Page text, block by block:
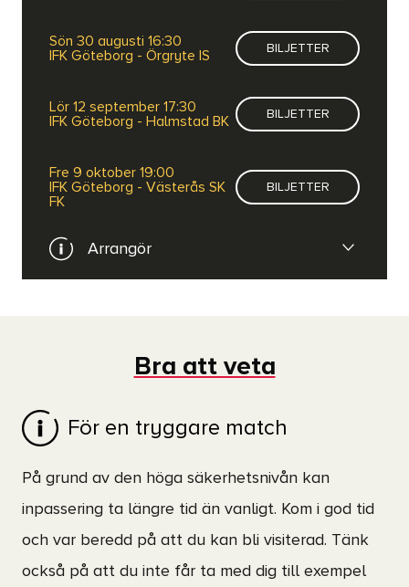
IFK Göteborg ger allt till slutsignalen. Sen
Vi ses på Gamla Ullevi!
sön 30 augusti 16:30
IFK Göteborg - Örgryte IS
BILJETTER
lör 12 september 17:30
IFK Göteborg - Halmstad BK
BILJETTER
fre 9 oktober 19:00
IFK Göteborg - Västerås SK
FK
BILJETTER
Arrangör
Bra att veta
För en tryggare match
På grund av den höga säkerhetsnivån kan
inpassering ta längre tid än vanligt. Kom i god tid
och var beredd på att du kan bli visiterad. Tänk
också på att du inte får ta med dig till exempel